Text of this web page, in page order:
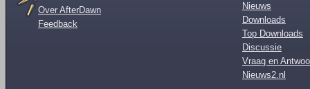
Over AfterDawn
Feedback
Nieuws
Downloads
Top Downloads
Discussie
Vraag en
Nieuws2.nl